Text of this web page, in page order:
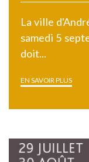
La ville
samedi 5
doit...
EN SAVOIR PLUS